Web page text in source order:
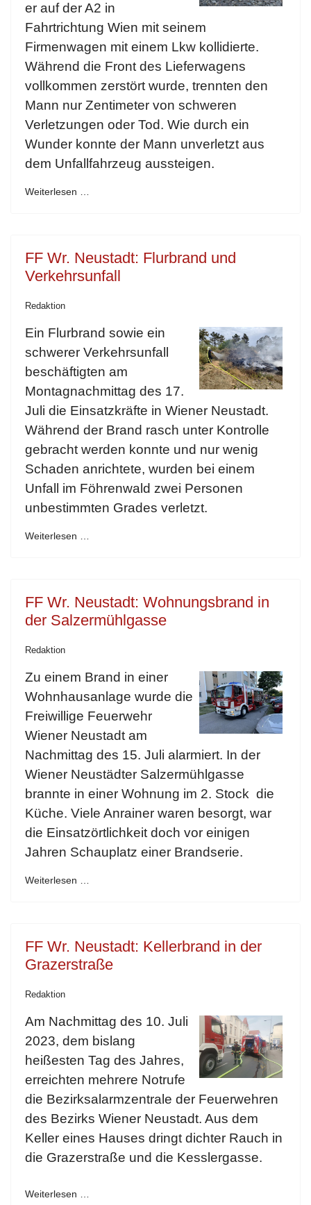
er auf der A2 in
Fahrtrichtung Wien mit seinem
Firmenwagen mit einem Lkw kollidierte.
Während die Front des Lieferwagens
vollkommen zerstört wurde, trennten den
Mann nur Zentimeter von schweren
Verletzungen oder Tod. Wie durch ein
Wunder konnte der Mann unverletzt aus
dem Unfallfahrzeug aussteigen.
Weiterlesen …
FF Wr. Neustadt: Flurbrand und
Verkehrsunfall
Redaktion
Ein Flurbrand sowie ein
schwerer Verkehrsunfall
beschäftigten am
Montagnachmittag des 17.
Juli die Einsatzkräfte in Wiener Neustadt.
Während der Brand rasch unter Kontrolle
gebracht werden konnte und nur wenig
Schaden anrichtete, wurden bei einem
Unfall im Föhrenwald zwei Personen
unbestimmten Grades verletzt.
Weiterlesen …
FF Wr. Neustadt: Wohnungsbrand in
der Salzermühlgasse
Redaktion
Zu einem Brand in einer
Wohnhausanlage wurde die
Freiwillige Feuerwehr
Wiener Neustadt am
Nachmittag des 15. Juli alarmiert. In der
Wiener Neustädter Salzermühlgasse
brannte in einer Wohnung im 2. Stock die
Küche. Viele Anrainer waren besorgt, war
die Einsatzörtlichkeit doch vor einigen
Jahren Schauplatz einer Brandserie.
Weiterlesen …
FF Wr. Neustadt: Kellerbrand in der
Grazerstraße
Redaktion
Am Nachmittag des 10. Juli
2023, dem bislang
heißesten Tag des Jahres,
erreichten mehrere Notrufe
die Bezirksalarmzentrale der Feuerwehren
des Bezirks Wiener Neustadt. Aus dem
Keller eines Hauses dringt dichter Rauch in
die Grazerstraße und die Kesslergasse.
Weiterlesen …